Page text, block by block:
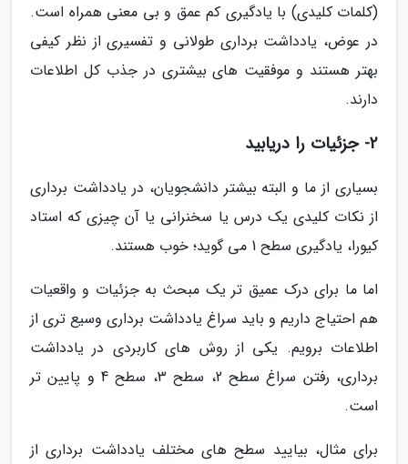
(کلمات کلیدی) با یادگیری کم عمق و بی معنی همراه است.
در عوض، یادداشت برداری طولانی و تفسیری از نظر کیفی
بهتر هستند و موفقیت های بیشتری در جذب کل اطلاعات
دارند.
2- جزئیات را دریابید
بسیاری از ما و البته بیشتر دانشجویان، در یادداشت برداری
از نکات کلیدی یک درس یا سخنرانی یا آن چیزی که استاد
کیورا، یادگیری سطح 1 می گوید؛ خوب هستند.
اما ما برای درک عمیق تر یک مبحث به جزئیات و واقعیات
هم احتیاج داریم و باید سراغ یادداشت برداری وسیع تری از
اطلاعات برویم. یکی از روش های کاربردی در یادداشت
برداری، رفتن سراغ سطح 2، سطح 3، سطح 4 و پایین تر
است.
برای مثال، بیایید سطح های مختلف یادداشت برداری از